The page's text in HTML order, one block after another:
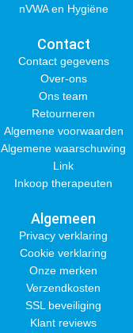
nVWA en Hygiëne
Contact
Contact gegevens
Over-ons
Ons team
Retourneren
Algemene voorwaarden
Algemene waarschuwing
Link
Inkoop therapeuten
Algemeen
Privacy verklaring
Cookie verklaring
Onze merken
Verzendkosten
SSL beveiliging
Klant reviews